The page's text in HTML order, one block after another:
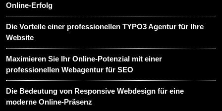
Online-Erfolg
Die Vorteile einer professionellen TYPO3 Agentur für Ihre
Website
Maximieren Sie Ihr Online-Potenzial mit einer
professionellen Webagentur für SEO
Die Bedeutung von Responsive Webdesign für eine
moderne Online-Präsenz